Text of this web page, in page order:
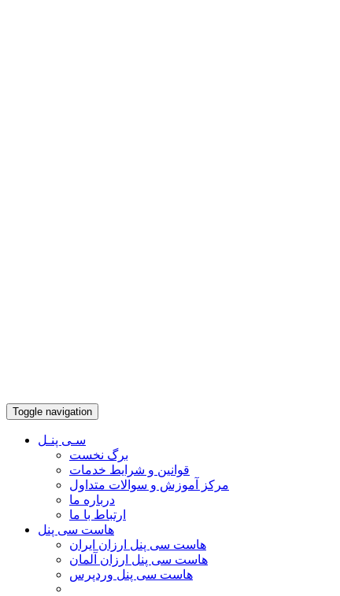
Toggle navigation
سـی پنـل
برگ نخست
قوانین و شرایط خدمات
مرکز آموزش و سوالات متداول
درباره ما
ارتباط با ما
هاست سی پنل
هاست سی پنل ارزان ایران
هاست سی پنل ارزان آلمان
هاست سی پنل وردپرس